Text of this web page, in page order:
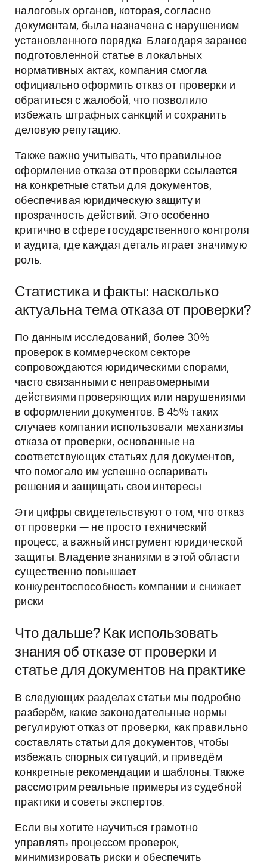
налоговых органов, которая, согласно
документам, была назначена с нарушением
установленного порядка. Благодаря заранее
подготовленной статье в локальных
нормативных актах, компания смогла
официально оформить отказ от проверки и
обратиться с жалобой, что позволило
избежать штрафных санкций и сохранить
деловую репутацию.
Также важно учитывать, что правильное
оформление отказа от проверки ссылается
на конкретные статьи для документов,
обеспечивая юридическую защиту и
прозрачность действий. Это особенно
критично в сфере государственного контроля
и аудита, где каждая деталь играет значимую
роль.
Статистика и факты: насколько
актуальна тема отказа от проверки?
По данным исследований, более 30%
проверок в коммерческом секторе
сопровождаются юридическими спорами,
часто связанными с неправомерными
действиями проверяющих или нарушениями
в оформлении документов. В 45% таких
случаев компании использовали механизмы
отказа от проверки, основанные на
соответствующих статьях для документов,
что помогало им успешно оспаривать
решения и защищать свои интересы.
Эти цифры свидетельствуют о том, что отказ
от проверки — не просто технический
процесс, а важный инструмент юридической
защиты. Владение знаниями в этой области
существенно повышает
конкурентоспособность компании и снижает
риски.
Что дальше? Как использовать
знания об отказе от проверки и
статье для документов на практике
В следующих разделах статьи мы подробно
разберём, какие законодательные нормы
регулируют отказ от проверки, как правильно
составлять статьи для документов, чтобы
избежать спорных ситуаций, и приведём
конкретные рекомендации и шаблоны. Также
рассмотрим реальные примеры из судебной
практики и советы экспертов.
Если вы хотите научиться грамотно
управлять процессом проверок,
минимизировать риски и обеспечить